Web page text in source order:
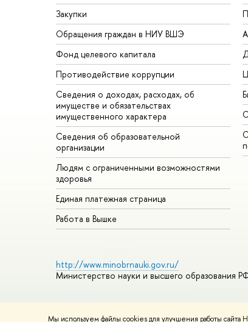
Мы используем файлы cookies для улучшения работы
Закупки
Обращения граждан в НИУ ВШЭ
Фонд целевого капитала
Противодействие коррупции
Сведения о доходах, расходах, об
имуществе и обязательствах
имущественного характера
Сведения об образовательной
организации
Людям с ограниченными возможностями
здоровья
Единая платежная страница
Работа в Вышке
http://www.minobrnauki.gov.ru/
Министерство науки и высшего образования